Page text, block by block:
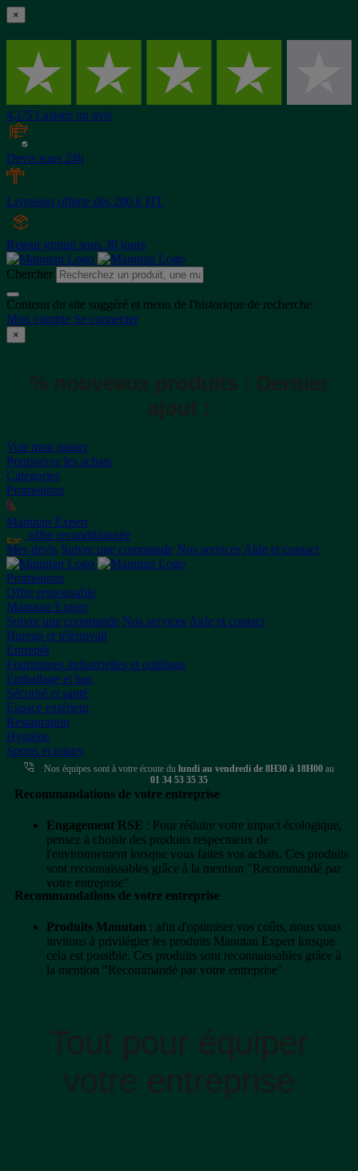
×
4,1/5 Laissez un avis
Devis sous 24h
Livraison offerte dès 200 € HT
Retour gratuit sous 30 jours
Chercher
Contenu du site suggéré et menu de l'historique de recherche
Mon compte Se connecter
×
% nouveaux produits : Dernier
ajout :
Voir mon panier
Poursuivre les achats
Catégories
Promotions
Manutan Expert
offre reconditionnée
Mes devis Suivre une commande Nos services Aide et contact
Promotions
Offre responsable
Manutan Expert
Suivre une commande Nos services Aide et contact
Bureau et télétravail
Entrepôt
Fournitures industrielles et outillage
Emballage et bac
Sécurité et santé
Espace extérieur
Restauration
Hygiène
Sports et loisirs
Nos équipes sont à votre écoute du lundi au vendredi de 8H30 à 18H00 au
01 34 53 35 35
Recommandations de votre entreprise
Engagement RSE : Pour réduire votre impact écologique,
pensez à choisir des produits respectueux de
l'environnement lorsque vous faites vos achats. Ces produits
sont reconnaissables grâce à la mention "Recommandé par
votre entreprise"
Recommandations de votre entreprise
Produits Manutan : afin d'optimiser vos coûts, nous vous
invitons à privilégier les produits Manutan Expert lorsque
cela est possible. Ces produits sont reconnaissables grâce à
la mention "Recommandé par votre entreprise"
Tout pour équiper
votre entreprise